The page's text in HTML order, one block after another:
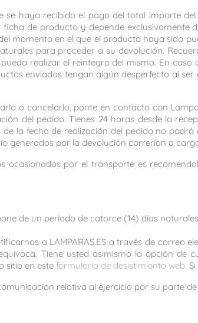
haya recibido el pago del total importe
de producto y depende
momento en el que el producto haya sido
para proceder a su devolución.
realizar el reintegro del mismo. En
enviados tengan algún desperfecto al
o cancelarlo, ponte en contacto con
del pedido. Tienes 24 horas desde la
la fecha de realización del pedido no
generados por la devolución correrían a
ocasionados por el transporte es
de un período de catorce (14) días
a LAMPARAS.ES a través de correo
Tiene usted asimismo la opción
sitio en este formulario de desistimiento web.
relativa al ejercicio por su parte